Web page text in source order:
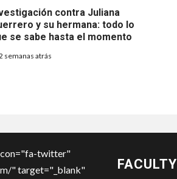
contra Juliana
y su hermana: todo lo
se sabe hasta el momento
semanas atrás
twitter"
" target="_blank"
FACULTY